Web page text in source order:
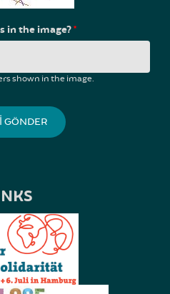
in the image?*
shown in the image.